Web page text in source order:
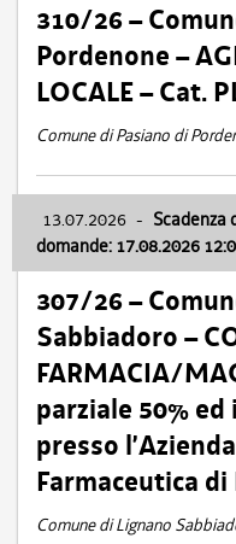
310/26 –
Pordenone –
LOCALE – Cat.
Comune di Pasiano di
13.07.2026 - Scadenza
domande: 17.08.2026
307/26 –
Sabbiadoro –
FARMACIA/
parziale 50%
presso
Farmaceutica
Comune di Lignano